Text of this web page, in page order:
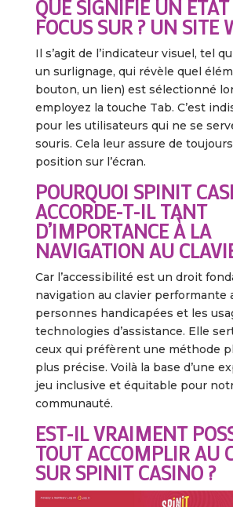
QUE SIGNIFIE UN
FOCUS SUR ? UN SITE
Il s’agit de l’indicateur visuel, tel
un surlignage, qui révèle quel
bouton, un lien) est sélectionné
employez la touche Tab. C’est
pour les utilisateurs qui ne se
souris. Cela leur assure de
position sur l’écran.
POURQUOI SPINIT
ACCORDE-T-IL TANT
D’IMPORTANCE À LA
NAVIGATION AU
Car l’accessibilité est un droit
navigation au clavier performante
personnes handicapées et les
technologies d’assistance. Elle
ceux qui préfèrent une méthode
plus précise. Voilà la base d’une
jeu inclusive et équitable pour
communauté.
EST-IL VRAIMENT
TOUT ACCOMPLIR AU
SUR SPINIT CASINO ?